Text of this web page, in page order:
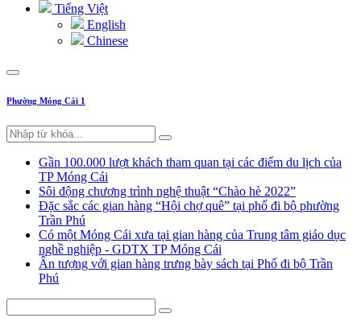
Tiếng Việt
English
Chinese
Phường Móng Cái 1
Gần 100.000 lượt khách tham quan tại các điểm du lịch của
TP Móng Cái
Sôi động chương trình nghệ thuật “Chào hè 2022”
Đặc sắc các gian hàng “Hội chợ quê” tại phố đi bộ phường
Trần Phú
Có một Móng Cái xưa tại gian hàng của Trung tâm giáo dục
nghề nghiệp - GDTX TP Móng Cái
Ấn tượng với gian hàng trưng bày sách tại Phố đi bộ Trần
Phú